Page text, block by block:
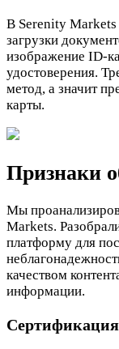
В Serenity Markets
загрузки
изображение ID-
удостоверения.
метод, а значит
карты.
Признаки
Мы
Markets.
платформу для
качеством
информации.
Сертификация